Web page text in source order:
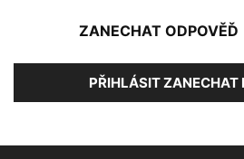
ZANECHAT ODPOVĚĎ
PŘIHLÁSIT ZANECHAT